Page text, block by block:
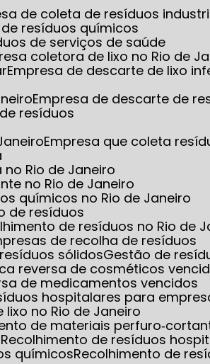
de coleta de resíduos
de resíduos químicos
de serviços de saúde
coletora de lixo no Rio de
Empresa de descarte de lixo
Empresa de descarte de
resíduos
Empresa que coleta
Rio de Janeiro
no Rio de Janeiro
químicos no Rio de Janeiro
de resíduos
de resíduos no Rio de
de recolha de resíduos
sólidos
Gestão de
reversa de cosméticos
de medicamentos vencidos
hospitalares para
lixo no Rio de Janeiro
de materiais
Recolhimento de resíduos
químicos Recolhimento de